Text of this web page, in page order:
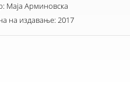
Маја Арминовска
на издавање: 2017